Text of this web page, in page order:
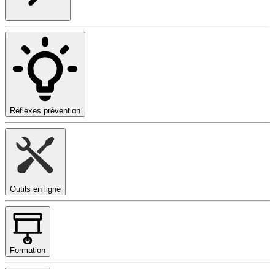
Réflexes prévention
Outils en ligne
Formation